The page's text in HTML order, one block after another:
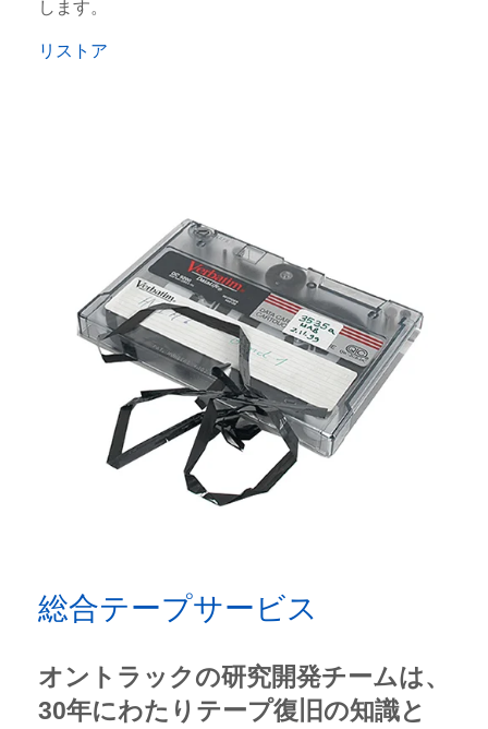
します。
リストア
総合テープサービス
オントラックの研究開発チームは、
30年にわたりテープ復旧の知識と